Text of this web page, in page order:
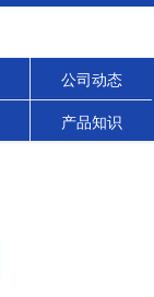
公司动态
产品知识